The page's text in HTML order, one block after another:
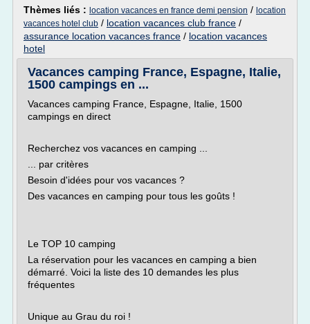
Thèmes liés : location vacances en france demi pension / location
vacances hotel club / location vacances club france /
assurance location vacances france / location vacances
hotel
Vacances camping France, Espagne, Italie,
1500 campings en ...
Vacances camping France, Espagne, Italie, 1500
campings en direct
Recherchez vos vacances en camping ...
... par critères
Besoin d'idées pour vos vacances ?
Des vacances en camping pour tous les goûts !
Le TOP 10 camping
La réservation pour les vacances en camping a bien
démarré. Voici la liste des 10 demandes les plus
fréquentes
Unique au Grau du roi !